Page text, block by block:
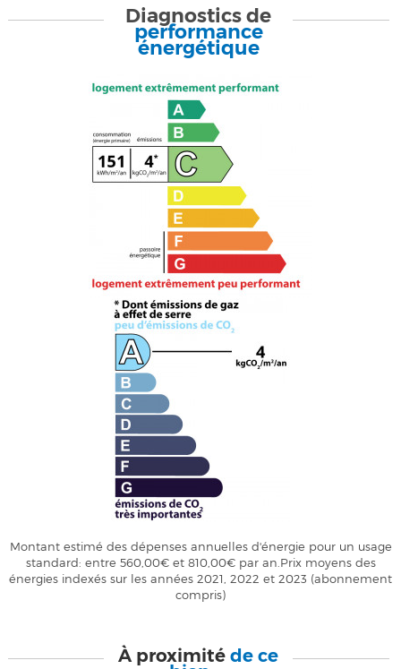
Diagnostics de
performance
énergétique
Montant estimé des dépenses annuelles d'énergie pour un usage
standard: entre 560,00€ et 810,00€ par an.Prix moyens des
énergies indexés sur les années 2021, 2022 et 2023 (abonnement
compris)
À proximitéde ce